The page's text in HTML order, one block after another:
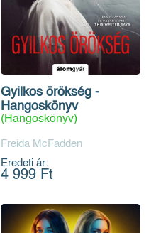
Gyilkos örökség -
Hangoskönyv
(Hangoskönyv)
Freida McFadden
Eredeti ár:
4 999 Ft